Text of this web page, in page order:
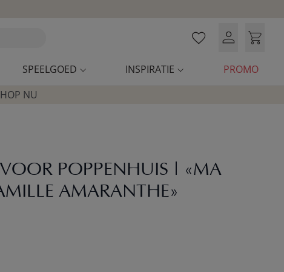
SPEELGOED INSPIRATIE
PROMO
NU
POPPENHUIS | «MA
AMARANTHE»